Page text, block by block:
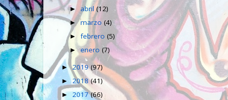
►abril(12)
►marzo(4)
►febrero(5)
►enero(7)
►2019(97)
►2018(41)
► 2017(66)